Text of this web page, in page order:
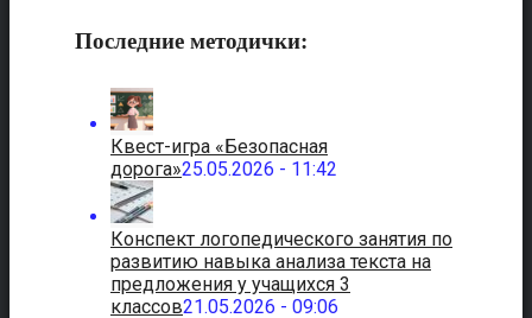
Последние методички:
Квест-игра «Безопасная
дорога»25.05.2026 - 11:42
Конспект логопедического занятия по
развитию навыка анализа текста на
предложения у учащихся 3
классов21.05.2026 - 09:06